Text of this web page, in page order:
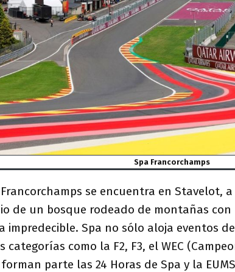
Spa Francorchamps
se encuentra en Stavelot,
de un bosque rodeado de montañas
impredecible. Spa no sólo aloja eventos
categorías como la F2, F3, el WEC
parte las 24 Horas de Spa y la